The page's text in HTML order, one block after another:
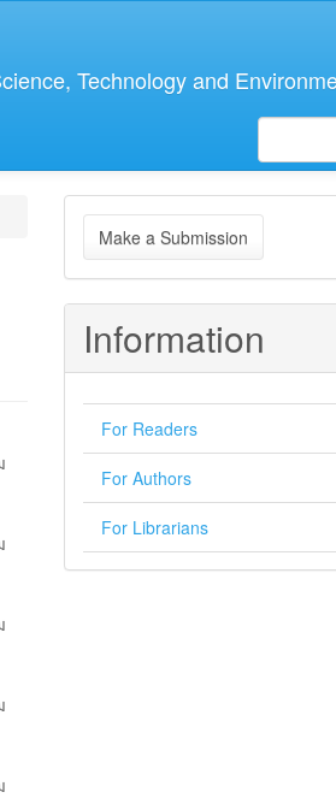
Technology and
Make
a
Submission
Make a Submission
Information
For Readers
For Authors
For Librarians